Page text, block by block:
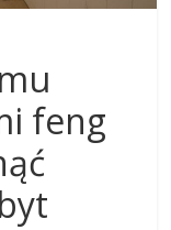
feng